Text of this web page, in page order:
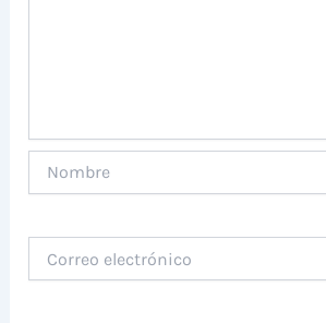
electrónico